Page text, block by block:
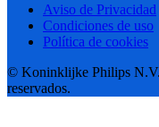
Aviso de Privacidad
Condiciones de uso
Política de cookies
© Koninklijke Philips
reservados.